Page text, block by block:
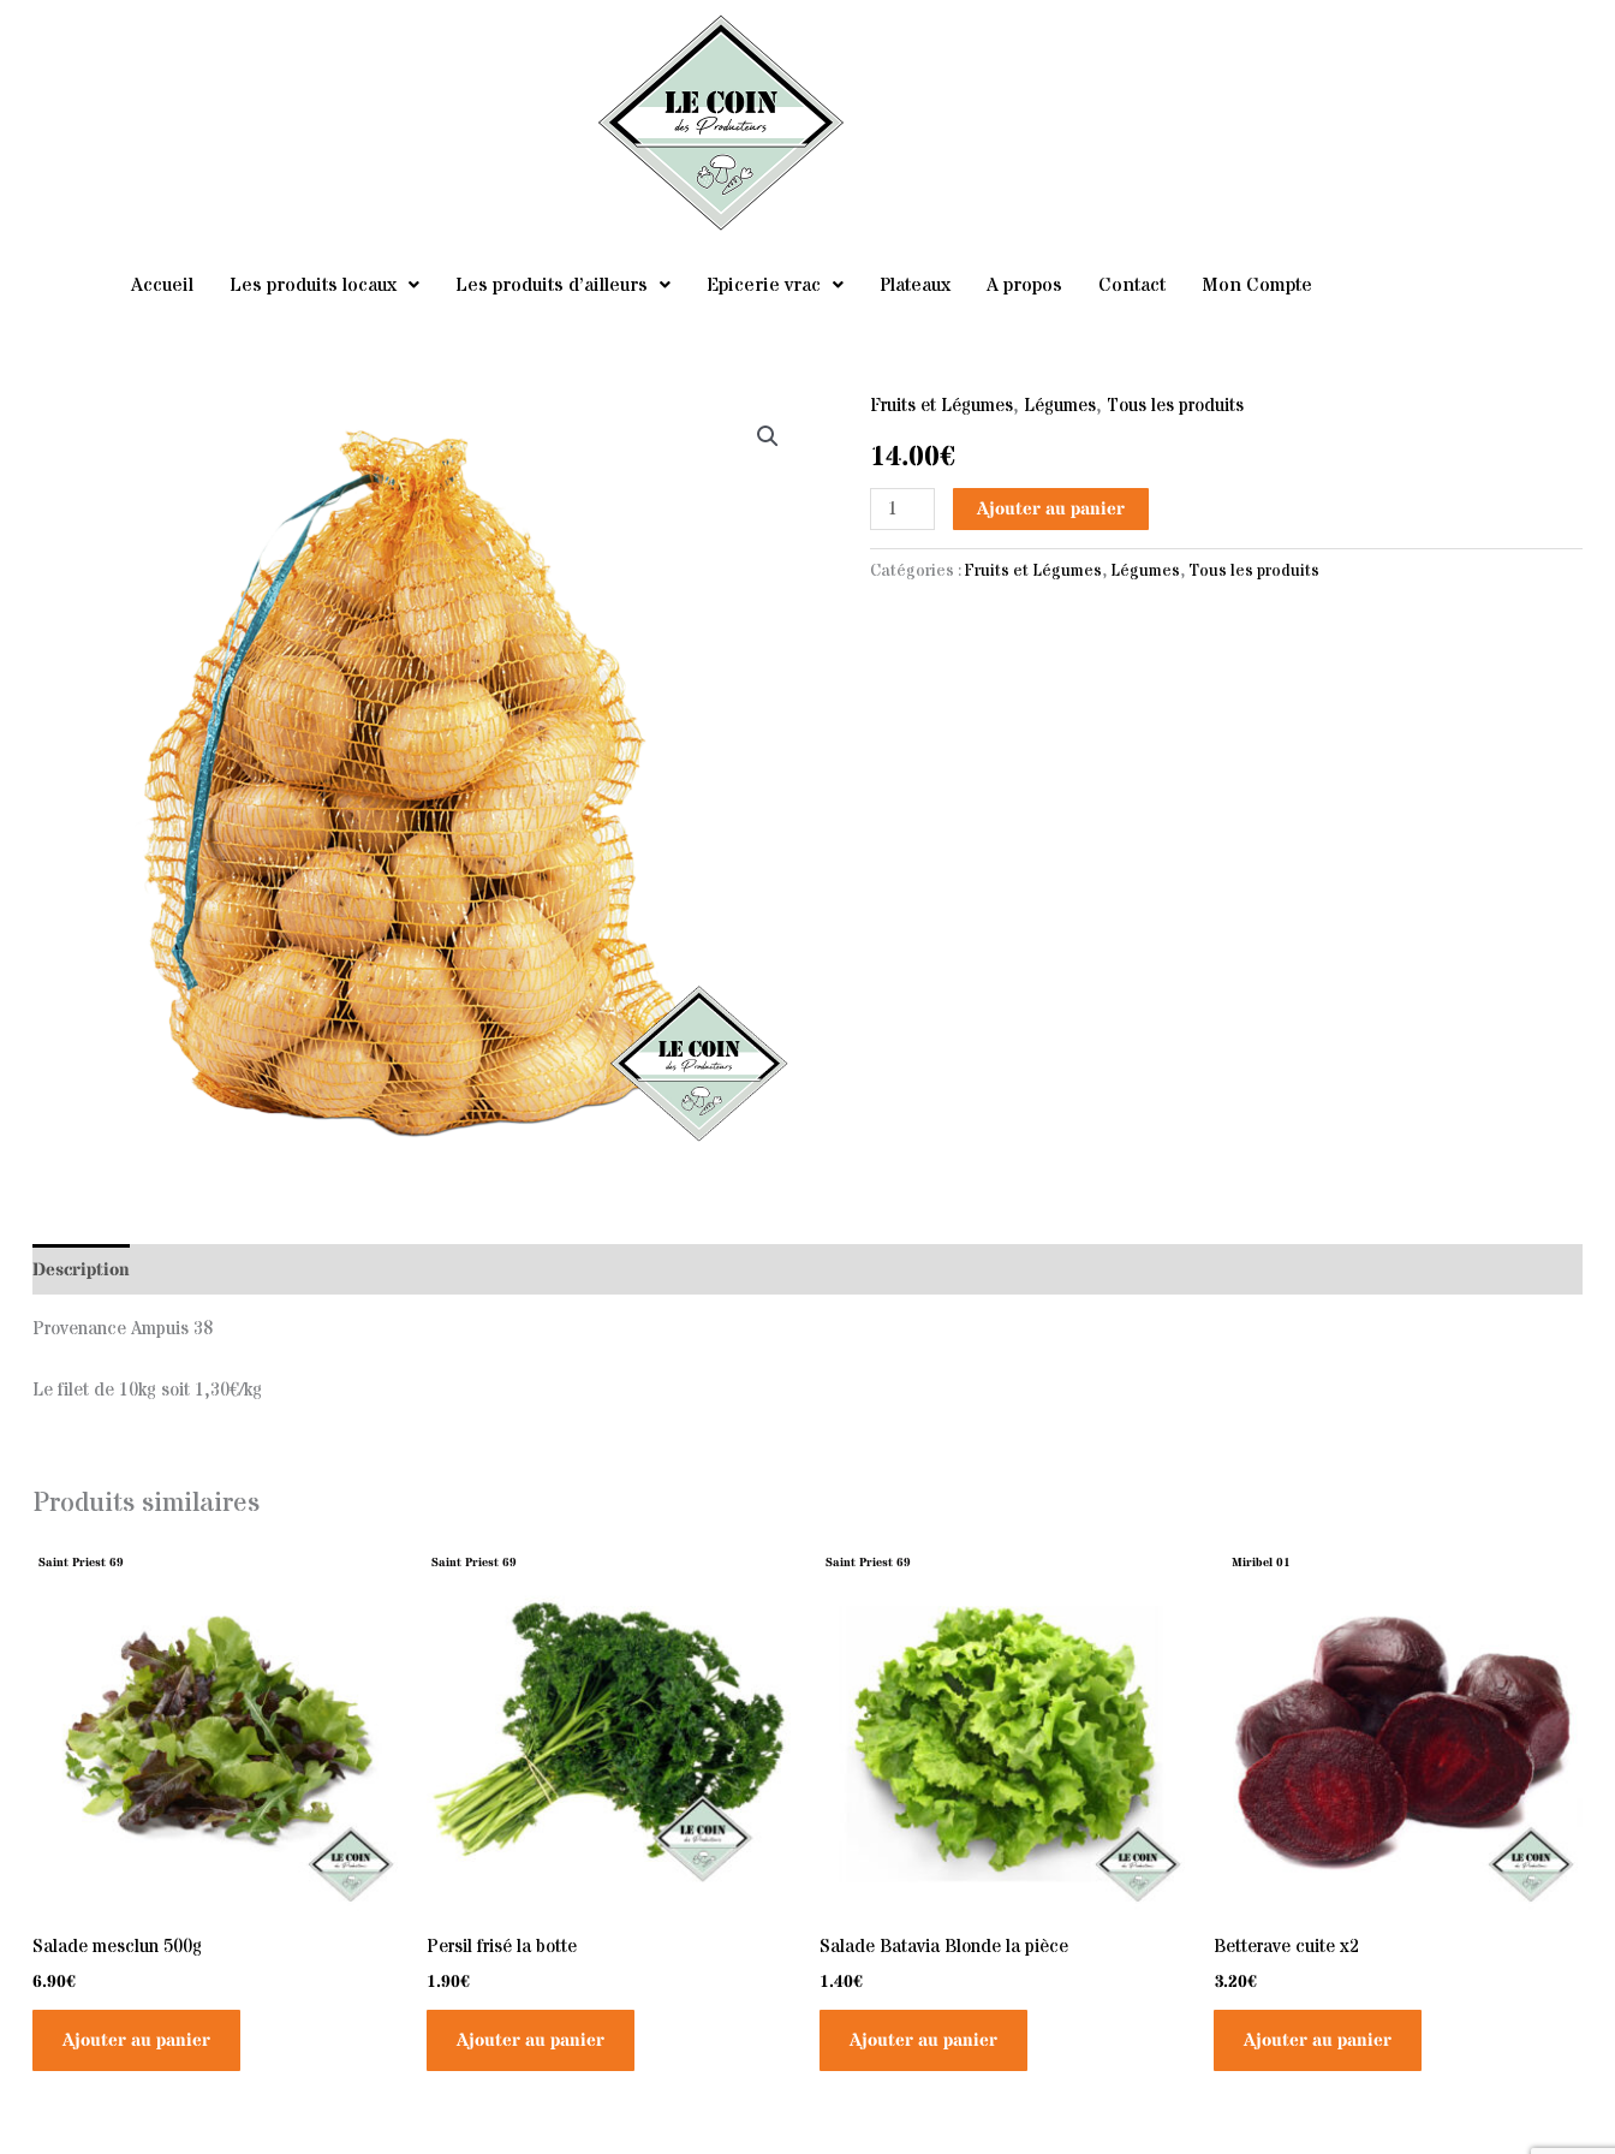
Accueil Les produits locaux Les produits d’ailleurs Epicerie vrac Plateaux A propos Contact Mon Compte
Fruits et Légumes, Légumes, Tous les produits
14.00€
quantité
de
Monalisa
Ajouter au panier
Catégories :Fruits et Légumes, Légumes, Tous les produits
Description
Provenance Ampuis 38
Le filet de 10kg soit 1,30€/kg
Produits similaires
Saint Priest 69
Salade mesclun 500g
6.90€
Ajouter au panier
Saint Priest 69
Persil frisé la botte
1.90€
Ajouter au panier
Saint Priest 69
Salade Batavia Blonde la pièce
1.40€
Ajouter au panier
Miribel 01
Betterave cuite x2
3.20€
Ajouter au panier